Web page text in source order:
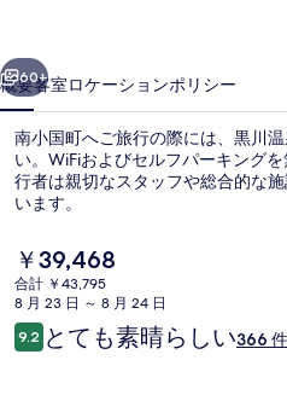
の
井
の
写
ギ
ャ
ラ
次へ
60+
概要客室ロケーションポリシー
南小国町へご旅行の際には、黒川
い。WiFiおよびセルフパーキング
行者は親切なスタッフや総合的な
います。
現
在
の
料
金
￥39,468
合計 ￥43,795
8 月 23 日 ～ 8 月 24 日
口
コ
9.210段階中9.2
とても素晴らしい366